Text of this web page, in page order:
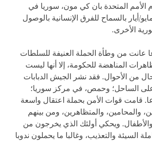
المتحدة بان كي مون، سوريا في
أيار بالسماح للفرق الإنسانية بالوصول
الأخرى.
عانت من وطأة الحملة العنيفة للسلطات
المناهضة للحكومة، إلا أنها ليست
من الأحوال. فقد نشر الجيش الدبابات
على الساحل؛ وحمص، في مركز سوريا؛
قوات الأمن بحملة اعتقال واسعة
والمحامين، والمتظاهرين، ومن بينهم
والأطفال. ويحكي أولئك الذي يخرجون من
السيئة والتعذيب، وغالبا ما يحملون ندوبا